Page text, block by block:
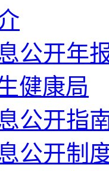
公开年
健康局
公开指
公开制